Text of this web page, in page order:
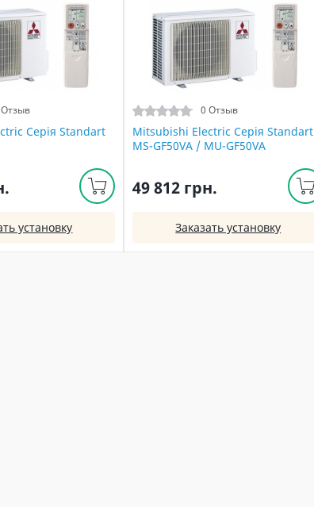
Серія Standart
установку
0 Отзыв
Mitsubishi Electric Серія Standart
MS-GF50VA / MU-GF50VA
49 812 грн.
Заказать установку